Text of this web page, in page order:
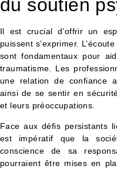
du soutien
Il est crucial d’offrir un
puissent s’exprimer.
sont fondamentaux pour
traumatisme. Les
une relation de confiance
ainsi de se sentir en
et leurs préoccupations.
Face aux défis persistants
est impératif que la
conscience de sa
pourraient être mises en